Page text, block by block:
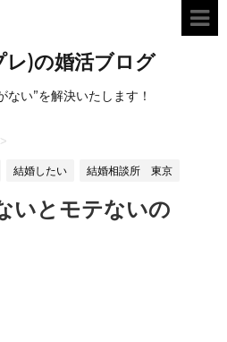
)の婚活ブログ
ない”を解決いたします！
>
結婚したい 結婚相談所 東京
いとモテないの